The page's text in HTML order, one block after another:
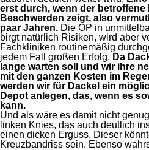
erst durch, wenn der
Beschwerden zeigt, also
paar Jahren. Die OP in
birgt natürlich Risiken, wird aber
Fachkliniken routinemäßig
jedem Fall großen Erfolg. Da
lange warten soll und wir ihre
mit den ganzen Kosten im
werden wir für Dackel ein
Depot anlegen, das, wenn es
kann.
Und als wäre es damit nicht
linken Knies, das auch deutlich
einen dicken Erguss. Dieser
Kreuzbandriss sein. Ebenso